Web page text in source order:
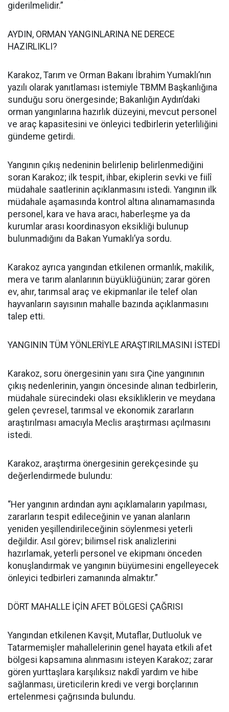
giderilmelidir.”
AYDIN, ORMAN YANGINLARINA NE DERECE
HAZIRLIKLI?
Karakoz, Tarım ve Orman Bakanı İbrahim Yumaklı’nın
yazılı olarak yanıtlaması istemiyle TBMM Başkanlığına
sunduğu soru önergesinde; Bakanlığın Aydın’daki
orman yangınlarına hazırlık düzeyini, mevcut personel
ve araç kapasitesini ve önleyici tedbirlerin yeterliliğini
gündeme getirdi.
Yangının çıkış nedeninin belirlenip belirlenmediğini
soran Karakoz; ilk tespit, ihbar, ekiplerin sevki ve fiilî
müdahale saatlerinin açıklanmasını istedi. Yangının ilk
müdahale aşamasında kontrol altına alınamamasında
personel, kara ve hava aracı, haberleşme ya da
kurumlar arası koordinasyon eksikliği bulunup
bulunmadığını da Bakan Yumaklı’ya sordu.
Karakoz ayrıca yangından etkilenen ormanlık, makilik,
mera ve tarım alanlarının büyüklüğünün; zarar gören
ev, ahır, tarımsal araç ve ekipmanlar ile telef olan
hayvanların sayısının mahalle bazında açıklanmasını
talep etti.
YANGININ TÜM YÖNLERİYLE ARAŞTIRILMASINI İSTEDİ
Karakoz, soru önergesinin yanı sıra Çine yangınının
çıkış nedenlerinin, yangın öncesinde alınan tedbirlerin,
müdahale sürecindeki olası eksikliklerin ve meydana
gelen çevresel, tarımsal ve ekonomik zararların
araştırılması amacıyla Meclis araştırması açılmasını
istedi.
Karakoz, araştırma önergesinin gerekçesinde şu
değerlendirmede bulundu:
“Her yangının ardından aynı açıklamaların yapılması,
zararların tespit edileceğinin ve yanan alanların
yeniden yeşillendirileceğinin söylenmesi yeterli
değildir. Asıl görev; bilimsel risk analizlerini
hazırlamak, yeterli personel ve ekipmanı önceden
konuşlandırmak ve yangının büyümesini engelleyecek
önleyici tedbirleri zamanında almaktır.”
DÖRT MAHALLE İÇİN AFET BÖLGESİ ÇAĞRISI
Yangından etkilenen Kavşit, Mutaflar, Dutluoluk ve
Tatarmemişler mahallelerinin genel hayata etkili afet
bölgesi kapsamına alınmasını isteyen Karakoz; zarar
gören yurttaşlara karşılıksız nakdî yardım ve hibe
sağlanması, üreticilerin kredi ve vergi borçlarının
ertelenmesi çağrısında bulundu.